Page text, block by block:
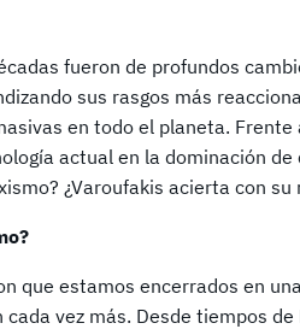
fueron de profundos
sus rasgos más
en todo el planeta.
actual en la dominación
¿Varoufakis acierta con
que estamos encerrados en
vez más. Desde tiempos